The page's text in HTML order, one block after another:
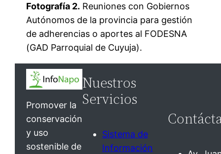
Fotografía 2. Reuniones con Gobiernos
Autónomos de la provincia para gestión
de adherencias o aportes al FODESNA
(GAD Parroquial de Cuyuja).
Promover la
conservación
y uso
sostenible de
Nuestros
Servicios
Sistema de
Información